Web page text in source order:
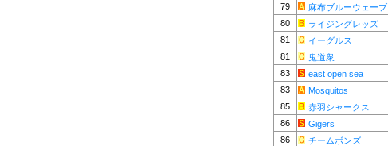
79
麻布ブルーウェーブ
80
ライジングレッズ
81
イーグルス
81
鬼道衆
83
east open sea
83
Mosquitos
85
赤羽シャークス
86
Gigers
86
チームボンズ